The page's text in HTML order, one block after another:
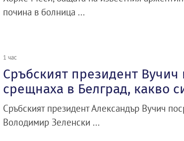
почина в болница ...
1 час
Сръбският президент Вучич
срещнаха в Белград, какво
Сръбският президент Александър Вучич
Володимир Зеленски ...